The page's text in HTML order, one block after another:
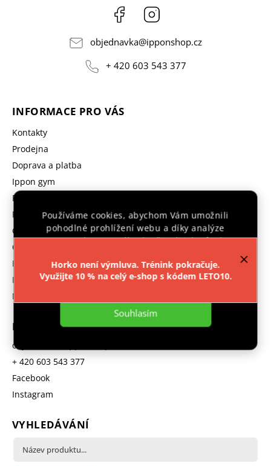
Používáme cookies, abychom Vám umožnili
pohodlné prohlížení webu a díky analýze
provozu webu neustále zlepšovali jeho funkce,
Nastavení
Souhlasím
Horko není výmluva. Trénink pokračuje.
Využijte 10 % na celý e-shop s kódem LETO10.
Facebook
objednavka@ipponshop.cz
+ 420 603 543 377
INFORMACE PRO VÁS
Kontakty
Prodejna
Doprava a platba
Ippon gym
Prodávané značky
Reklamace
GDPR
Obchodní podmínky
Hodnocení obchodu
B2B program
Moje objednávka
KONTAKT
objednavka
+ 420 603 543 377
Facebook
Instagram
VYHLEDÁVÁNÍ